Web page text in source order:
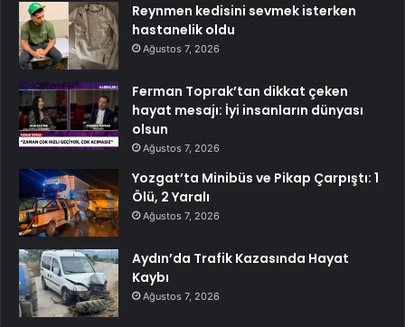
Reynmen kedisini sevmek isterken
hastanelik oldu
Ağustos 7, 2026
Ferman Toprak’tan dikkat çeken
hayat mesajı: İyi insanların dünyası
olsun
Ağustos 7, 2026
Yozgat’ta Minibüs ve Pikap Çarpıştı: 1
Ölü, 2 Yaralı
Ağustos 7, 2026
Aydın’da Trafik Kazasında Hayat
Kaybı
Ağustos 7, 2026